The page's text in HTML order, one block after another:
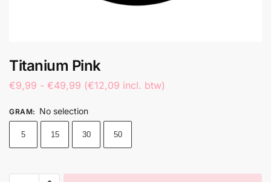
Titanium Pink
€9,99 - €49,99 (€12,09 incl. btw)
GRAM: No selection
5 15 30 50